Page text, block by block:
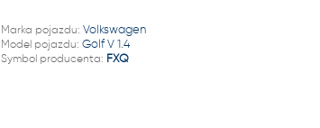
Marka pojazdu: Volkswagen
Model pojazdu: Golf V 1.4
Symbol producenta: FXQ